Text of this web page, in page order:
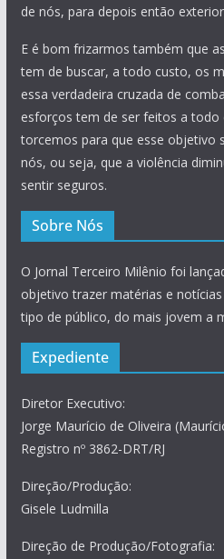
de nós, para depois então
E é bom frizarmos também que
tem de buscar, a todo custo, os
essa verdadeira cruzada de
esforços tem de ser feitos a todo
torcemos para que esse objetivo
nós, ou seja, que a violência
sentir seguros.
Sobre Nós
O Jornal Terceiro Milênio foi
objetivo trazer matérias e
tipo de público, do mais jovem a
Expediente
Diretor Executivo:
Jorge Maurício de Oliveira
Registro nº 3862-DRT/RJ
Direção/Produção:
Gisele Ludmilla
Direção de Produção/Fotografia: